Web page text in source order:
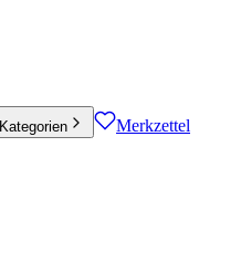
Kategorien Merkzettel